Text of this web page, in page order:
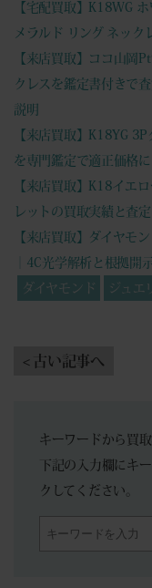
【宅配買取】K18WG
メラルド リング ネック
【来店買取】ココ山岡
クレスを鑑定書付きで
説明
【来店買取】K18YG
を専門鑑定で適正価格
【来店買取】K18イエ
レットの買取実績と査
【来店買取】ダイヤモ
｜4C光学解析と根拠開
ダイヤモンド
ジュエ
< 古い記事へ
キーワードから買
下記の入力欄にキ
クしてください。